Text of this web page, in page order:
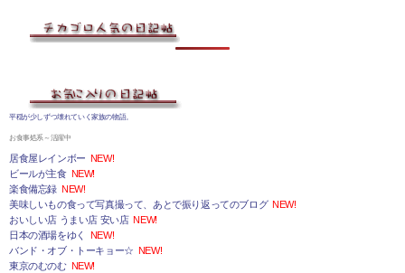
平穏が少しずつ壊れていく家族の物語。
お食事処系～活躍中
居食屋レインボー NEW!
ビールが主食 NEW!
楽食備忘録 NEW!
美味しいもの食って写真撮って、あとで振り返ってのブログ NEW!
おいしい店 うまい店 安い店 NEW!
日本の酒場をゆく
NEW!
バンド・オブ・トーキョー☆ NEW!
東京のむのむ NEW!